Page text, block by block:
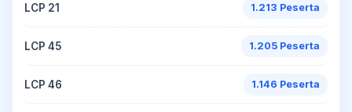
LCP 21 1.213 Peserta
LCP 45 1.205 Peserta
LCP 46 1.146 Peserta